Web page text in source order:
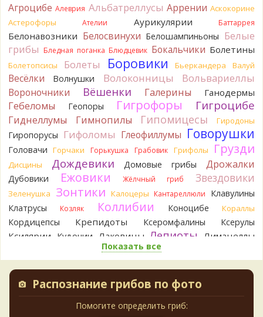
BorisM Однозначно польский!
1 час назад
BorisM
Николай, дайте уточнение насчёт изменения
цвета гриба на срезе. Без этой информации до конца
сложно выбрать между жёлтым и собачьим груздями!
BorisM Очевидный подберезовик!
8 часов назад
Verona Рядовка скученная.
Юрий
Только сосны. Любит молодняк и растёт ещё по
краям лесных дорог.
1 день назад
Юрий
Бывает встречается и в чисто еловых лесах,но
основное его дерево конечно же лиственница. Под соснами
не растёт.
1 день назад
Зарлдыш мухомора.
Katya20
1 день назад
Скорее всего он.
Агроцибе Алеврия Альбатреллусы Аррении Аскокорине
Астерофоры
Ателии Аурикулярии Баттаррея
Белонавозники Белосвинухи Белошампиньоны Белые
грибы Бледная поганка Блюдцевик Бокальчики Болетины
Болетопсисы Болеты Боровики Бьеркандера Валуй
Весёлки Волнушки Волоконницы Вольвариеллы
Вороночники Вёшенки Галерины Ганодермы
Гебеломы Геопоры Гигрофоры Гигроцибе
Гиднеллумы Гимнопилы Гипомицесы Гиродоны
Гиропорусы Гифоломы Глеофиллумы Говорушки
Головачи Горчаки Горькушка Грабовик Грифолы Грузди
Дисцины Дождевики Домовые грибы Дрожалки
Дубовики Ежовики Жёлчный гриб Звездовики
Зеленушка Зонтики Калоцеры Кантареллюли
Клавулины
Клатрусы
Козляк Коллибии Коноцибе Кораллы
Кордицепсы Крепидоты Ксеромфалины Ксерулы
Ксилярии Кудонии Лаковицы Лепиоты Лимацеллы
Лисички
Ложнодождевики Ложные опята
Лопастники Маслята Меланолеуки
Мицены Млечники Мокрухи Моховики
Мухоморы Навозники
Показать все
Распознание грибов по фото
Помогите определить гриб: